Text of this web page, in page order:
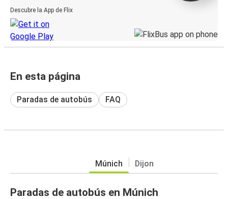
Descubre la App de Flix
En esta página
Paradas de autobús FAQ
Múnich Dijon
Paradas de autobús en Múnich